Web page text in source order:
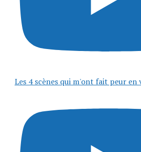
Les 4 scènes qui m'ont fait peur en